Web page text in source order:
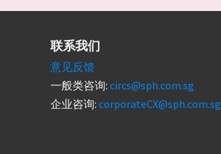
联系我们
意见反馈
一般类咨询: circs@sph.com.sg
企业咨询: corporateCX@sph.com.sg